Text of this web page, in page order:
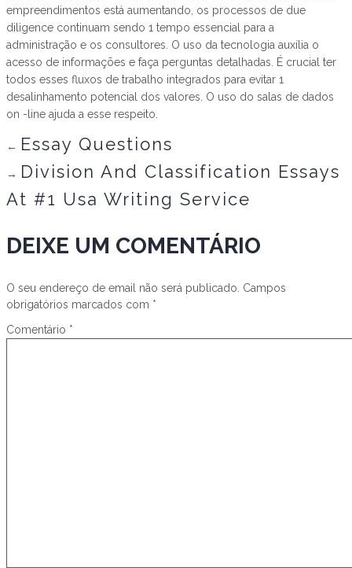
empreendimentos está aumentando, os processos de due
diligence continuam sendo 1 tempo essencial para a
administração e os consultores. O uso da tecnologia auxília o
acesso de informações e faça perguntas detalhadas. É crucial ter
todos esses fluxos de trabalho integrados para evitar 1
desalinhamento potencial dos valores. O uso do salas de dados
on -line ajuda a esse respeito.
← Essay Questions
→ Division And Classification Essays
At #1 Usa Writing Service
DEIXE UM COMENTÁRIO
O seu endereço de email não será publicado. Campos
obrigatórios marcados com *
Comentário *